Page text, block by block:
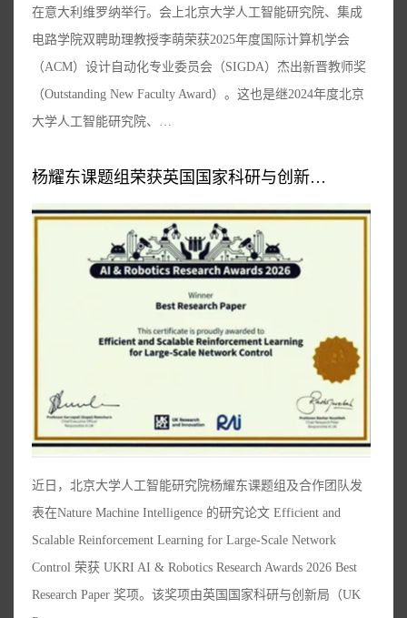
在意大利维罗纳举行。会上北京大学人工智能研究院、集成
电路学院双聘助理教授李萌荣获2025年度国际计算机学会
（ACM）设计自动化专业委员会（SIGDA）杰出新晋教师奖
（Outstanding New Faculty Award）。这也是继2024年度北京
大学人工智能研究院、…
杨耀东课题组荣获英国国家科研与创新…
近日，北京大学人工智能研究院杨耀东课题组及合作团队发
表在Nature Machine Intelligence 的研究论文 Efficient and
Scalable Reinforcement Learning for Large-Scale Network
Control 荣获 UKRI AI & Robotics Research Awards 2026 Best
Research Paper 奖项。该奖项由英国国家科研与创新局（UK